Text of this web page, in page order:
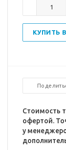
КУПИТЬ
Стоимость
офертой.
у